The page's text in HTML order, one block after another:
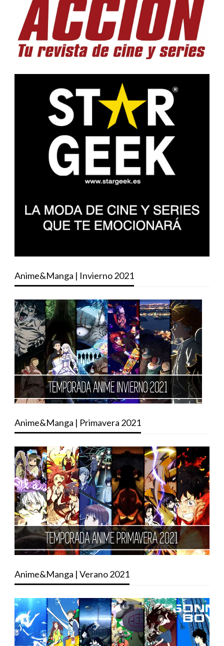
Anime&Manga | Invierno 2021
Anime&Manga | Primavera 2021
Anime&Manga | Verano 2021